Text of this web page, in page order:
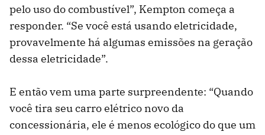
pelo uso do combustível”, Kempton começa a
responder. “Se você está usando eletricidade,
provavelmente há algumas emissões na geração
dessa eletricidade”.
E então vem uma parte surpreendente: “Quando
você tira seu carro elétrico novo da
concessionária, ele é menos ecológico do que um